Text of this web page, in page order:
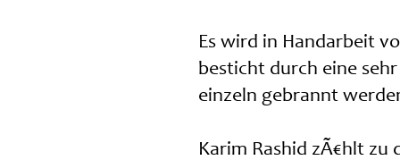
Es wird in Handarbeit
besticht durch eine
einzeln gebrannt
Karim Rashid zÃ€hlt zu